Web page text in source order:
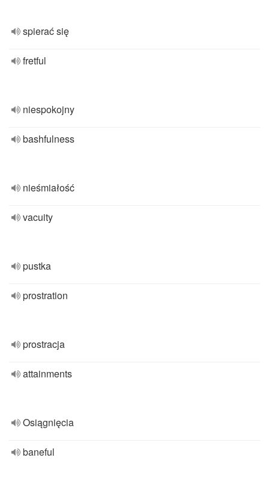
spierać się
fretful
niespokojny
bashfulness
nieśmiałość
vacuity
pustka
prostration
prostracja
attainments
Osiągnięcia
baneful